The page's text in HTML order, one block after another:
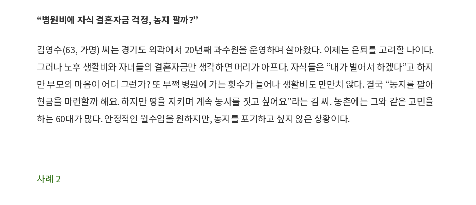
“병원비에 자식 결혼자금 걱정, 농지 팔까?”
김영수(63, 가명) 씨는 경기도 외곽에서 20년째 과수원을 운영하며 살아왔다. 이제는 은퇴를 고려할 나이다.
그러나 노후 생활비와 자녀들의 결혼자금만 생각하면 머리가 아프다. 자식들은 “내가 벌어서 하겠다”고 하지
만 부모의 마음이 어디 그런가? 또 부쩍 병원에 가는 횟수가 늘어나 생활비도 만만치 않다. 결국 “농지를 팔아
현금을 마련할까 해요. 하지만 땅을 지키며 계속 농사를 짓고 싶어요”라는 김 씨. 농촌에는 그와 같은 고민을
하는 60대가 많다. 안정적인 월수입을 원하지만, 농지를 포기하고 싶지 않은 상황이다.
사례 2